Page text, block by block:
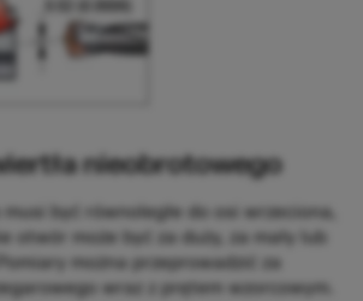
nieobrotowego
musi być równoległe do osi wrzeciona,
otwór może być za duży, za mały lub
można przeprowadzić za
wraz z prętem wzorcowym.